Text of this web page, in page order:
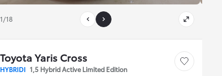
1/18
Toyota Yaris Cross
HYBRIDI 1,5 Hybrid Active Limited Edition
Tallenna auto